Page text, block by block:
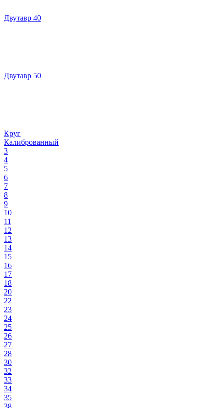
Двутавр 40
Двутавр 50
Круг
Калиброванный
3
4
5
6
7
8
9
10
11
12
13
14
15
16
17
18
20
22
23
24
25
26
27
28
30
32
33
34
35
38